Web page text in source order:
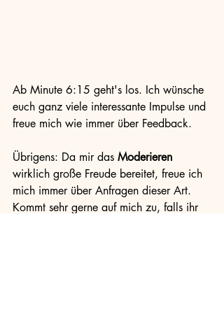
Ab Minute 6:15 geht's los. Ich wünsche
euch ganz viele interessante Impulse und
freue mich wie immer über Feedback.
Übrigens: Da mir das Moderieren
wirklich große Freude bereitet, freue ich
mich immer über Anfragen dieser Art.
Kommt sehr gerne auf mich zu, falls ihr